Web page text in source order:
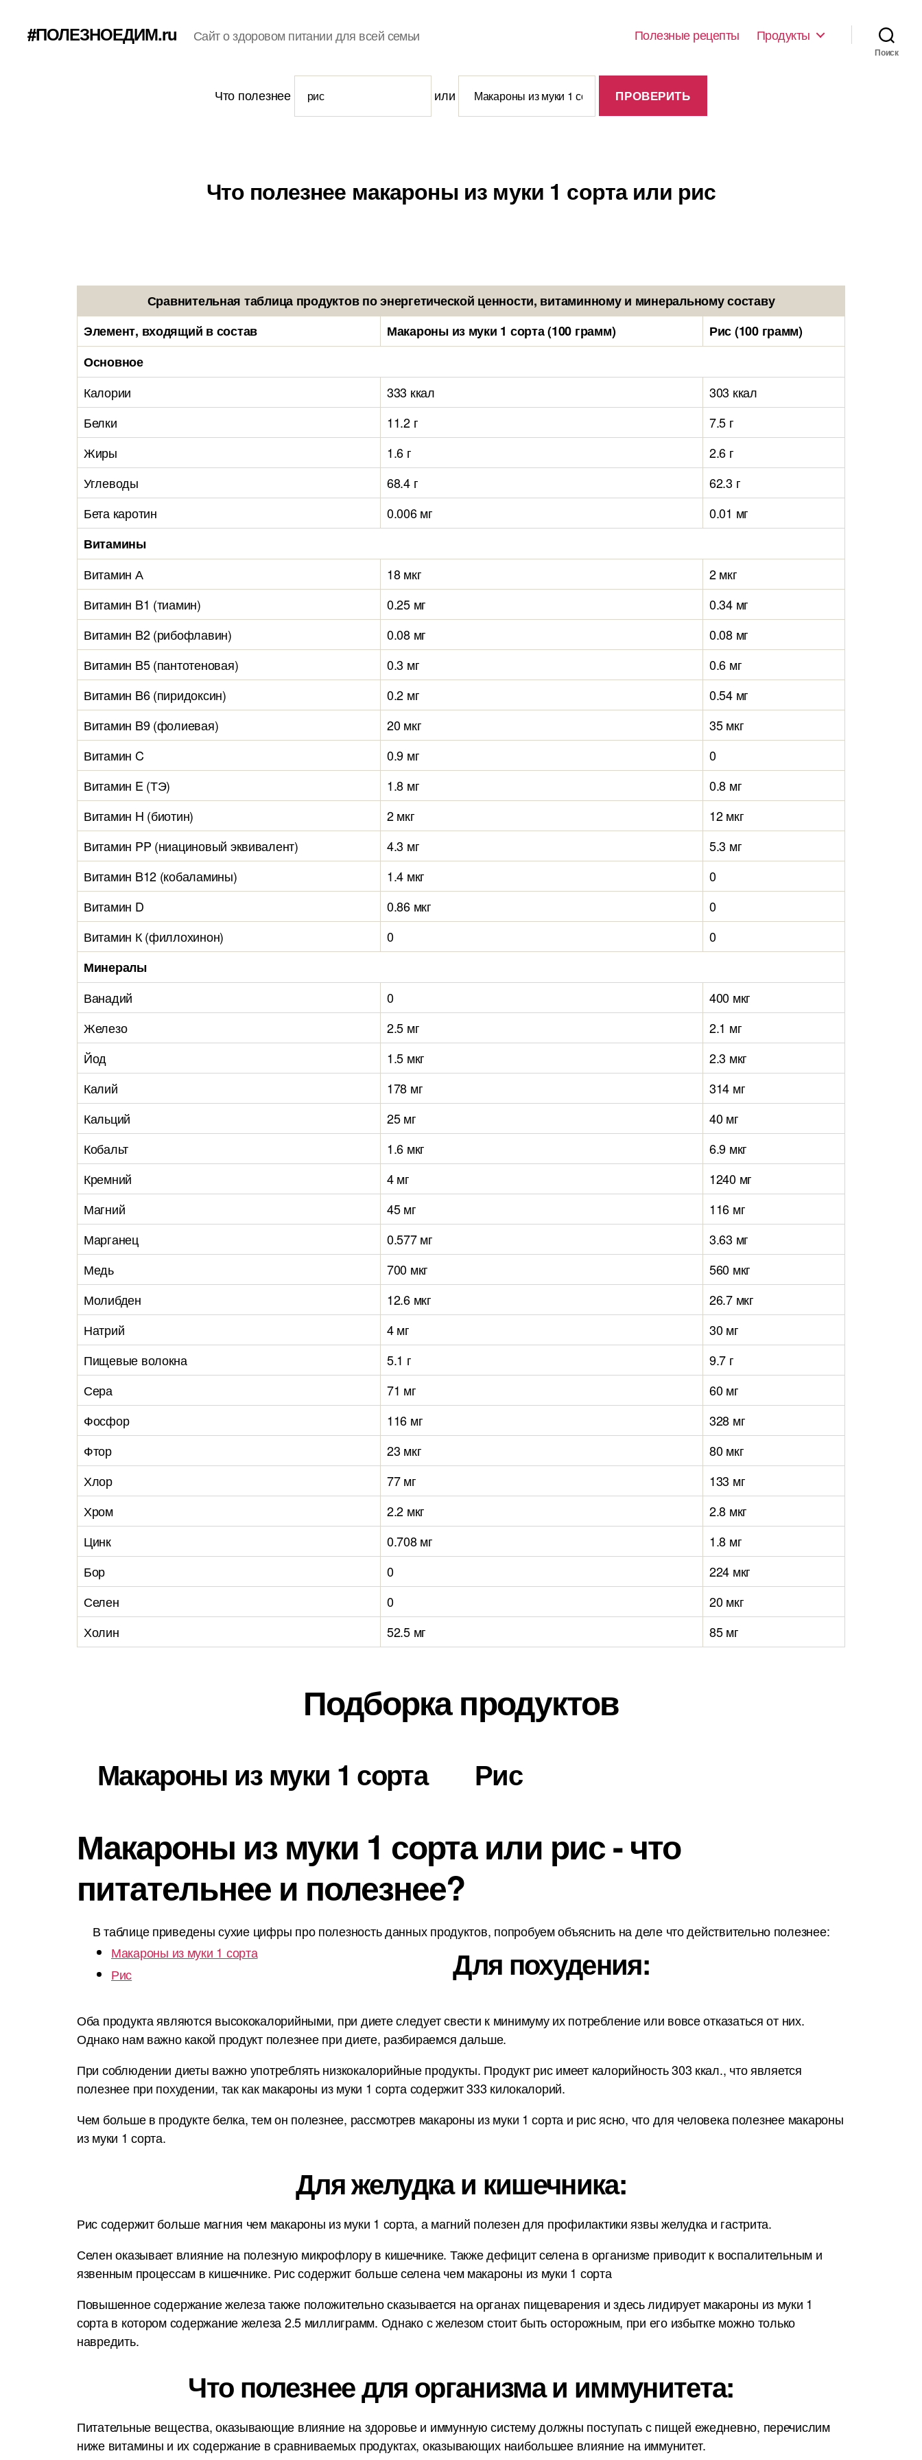
#ПОЛЕЗНОЕДИМ.ru Сайт о здоровом питании для всей семьи Полезные рецепты Продукты
Поиск
Что полезнее или
Что полезнее макароны из муки 1 сорта или рис
Сравнительная таблица продуктов по энергетической ценности, витаминному и минеральному составу
Элемент, входящий в состав
Макароны из муки 1 сорта (100 грамм)
Рис (100 грамм)
Основное
Калории
333 ккал
303 ккал
Белки
11.2 г
7.5 г
Жиры
1.6 г
2.6 г
Углеводы
68.4 г
62.3 г
Бета каротин
0.006 мг
0.01 мг
Витамины
Витамин А
18 мкг
2 мкг
Витамин B1 (тиамин)
0.25 мг
0.34 мг
Витамин B2 (рибофлавин)
0.08 мг
0.08 мг
Витамин B5 (пантотеновая)
0.3 мг
0.6 мг
Витамин B6 (пиридоксин)
0.2 мг
0.54 мг
Витамин B9 (фолиевая)
20 мкг
35 мкг
Витамин C
0.9 мг
0
Витамин E (ТЭ)
1.8 мг
0.8 мг
Витамин H (биотин)
2 мкг
12 мкг
Витамин PP (ниациновый эквивалент)
4.3 мг
5.3 мг
Витамин B12 (кобаламины)
1.4 мкг
0
Витамин D
0.86 мкг
0
Витамин К (филлохинон)
0
0
Минералы
Ванадий
0
400 мкг
Железо
2.5 мг
2.1 мг
Йод
1.5 мкг
2.3 мкг
Калий
178 мг
314 мг
Кальций
25 мг
40 мг
Кобальт
1.6 мкг
6.9 мкг
Кремний
4 мг
1240 мг
Магний
45 мг
116 мг
Марганец
0.577 мг
3.63 мг
Медь
700 мкг
560 мкг
Молибден
12.6 мкг
26.7 мкг
Натрий
4 мг
30 мг
Пищевые волокна
5.1 г
9.7 г
Сера
71 мг
60 мг
Фосфор
116 мг
328 мг
Фтор
23 мкг
80 мкг
Хлор
77 мг
133 мг
Хром
2.2 мкг
2.8 мкг
Цинк
0.708 мг
1.8 мг
Бор
0
224 мкг
Селен
0
20 мкг
Холин
52.5 мг 85 мг
Подборка продуктов
Макароны из муки 1 сорта Рис
Макароны из муки 1 сорта или рис - что
питательнее и полезнее?
В таблице приведены сухие цифры про полезность данных продуктов, попробуем объяснить на деле что действительно полезнее:
Макароны из муки 1 сорта
Рис
Для похудения:
Оба продукта являются высококалорийными, при диете следует свести к минимуму их потребление или вовсе отказаться от них.
Однако нам важно какой продукт полезнее при диете, разбираемся дальше.
При соблюдении диеты важно употреблять низкокалорийные продукты. Продукт рис имеет калорийность 303 ккал., что является
полезнее при похудении, так как макароны из муки 1 сорта содержит 333 килокалорий.
Чем больше в продукте белка, тем он полезнее, рассмотрев макароны из муки 1 сорта и рис ясно, что для человека полезнее макароны
из муки 1 сорта.
Для желудка и кишечника:
Рис содержит больше магния чем макароны из муки 1 сорта, а магний полезен для профилактики язвы желудка и гастрита.
Селен оказывает влияние на полезную микрофлору в кишечнике. Также дефицит селена в организме приводит к воспалительным и
язвенным процессам в кишечнике. Рис содержит больше селена чем макароны из муки 1 сорта
Повышенное содержание железа также положительно сказывается на органах пищеварения и здесь лидирует макароны из муки 1
сорта в котором содержание железа 2.5 миллиграмм. Однако с железом стоит быть осторожным, при его избытке можно только
навредить.
Что полезнее для организма и иммунитета:
Питательные вещества, оказывающие влияние на здоровье и иммунную систему должны поступать с пищей ежедневно, перечислим
ниже витамины и их содержание в сравниваемых продуктах, оказывающих наибольшее влияние на иммунитет.